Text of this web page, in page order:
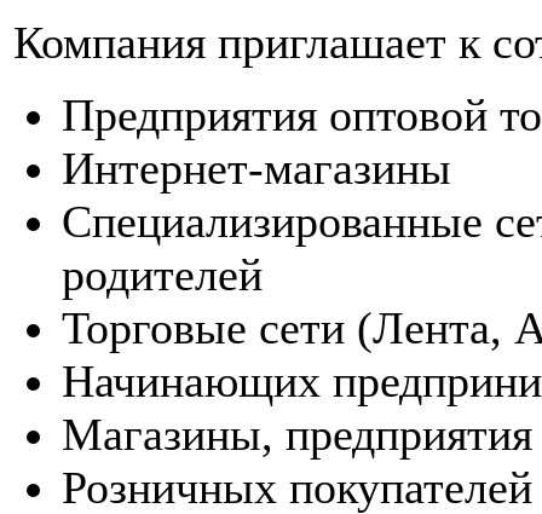
Компания приглашает к
Предприятия оптовой
Интернет-магазины
Специализированные
родителей
Торговые сети (Лента,
Начинающих
Магазины,
Розничных покупателей